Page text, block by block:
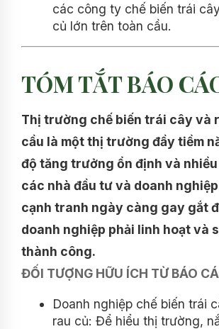
các công ty chế biến trái
củ lớn trên toàn cầu.
TÓM TẮT BÁO
Thị trường chế biến trái cây và
cầu là một thị trường đầy tiềm
độ tăng trưởng ổn định và
các nhà đầu tư và doanh
cạnh tranh ngày càng gay gắt
doanh nghiệp phải linh hoạt và
thành công.
ĐỐI TƯỢNG HỮU ÍCH TỪ BÁO
Doanh nghiệp chế biến trái
rau củ: Để hiểu thị trường,